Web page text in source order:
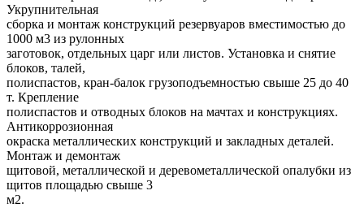
Укрупнительная
сборка и монтаж конструкций резервуаров вместимостью до
1000 м3 из рулонных
заготовок, отдельных царг или листов. Установка и снятие
блоков, талей,
полиспастов, кран-балок грузоподъемностью свыше 25 до 40
т. Крепление
полиспастов и отводных блоков на мачтах и конструкциях.
Антикоррозионная
окраска металлических конструкций и закладных деталей.
Монтаж и демонтаж
щитовой, металлической и деревометаллической опалубки из
щитов площадью свыше 3
м2.